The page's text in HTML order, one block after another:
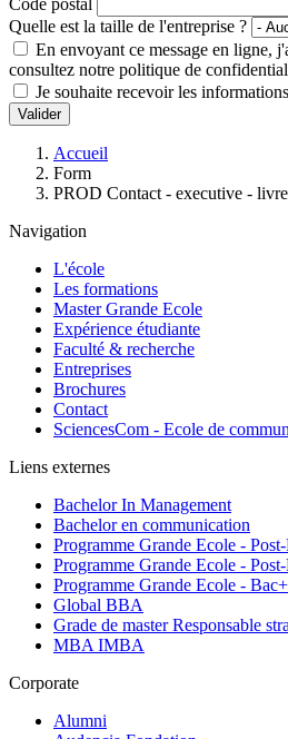
Code postal
Quelle est la taille de l'entreprise ?
En envoyant ce message en ligne,
consultez notre politique de
Je souhaite recevoir les
Valider
d'Ariane
Accueil
Form
PROD Contact - executive -
Navigation
L'école
Les formations
Master Grande Ecole
Expérience étudiante
Faculté & recherche
Entreprises
Brochures
Contact
SciencesCom - Ecole de
Liens externes
Bachelor In Management
Bachelor en communication
Programme Grande Ecole -
Programme Grande Ecole -
Programme Grande Ecole -
Global BBA
Grade de master Responsable
MBA IMBA
Corporate
Alumni